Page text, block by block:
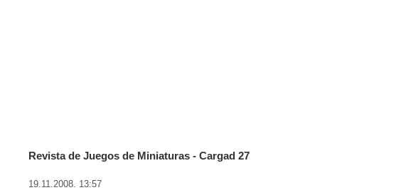
Revista de Juegos de Miniaturas - Cargad 27
19.11.2008. 13:57